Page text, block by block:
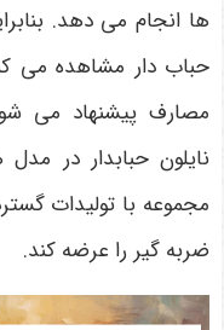
ها انجام می‌ دهد.
حباب‌ دار مشاهده می‌
مصارف پیشنهاد می‌
نایلون حبابدار در
مجموعه با تولیدات
ضربه گیر را عرضه کند.